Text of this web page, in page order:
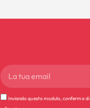
Inviando questo modulo, confermo